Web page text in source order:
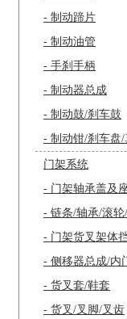
- 制动蹄片
- 制动油管
- 手刹手柄
- 制动器总成
- 制动鼓/刹车鼓
- 制动钳/刹车盘
门架系统
- 门架轴承盖及
- 链条/轴承/滚
- 门架货叉架体
- 侧移器总成/内
- 货叉套/鞋套
- 货叉/叉脚/叉齿